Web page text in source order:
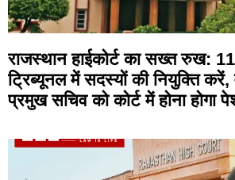
राजस्थान हाईकोर्ट का सख्त रुख:
ट्रिब्यूनल में सदस्यों की नियुक्ति
प्रमुख सचिव को कोर्ट में होना होगा